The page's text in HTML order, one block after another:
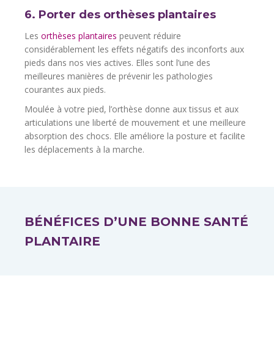
6. Porter des orthèses plantaires
Les orthèses plantaires peuvent réduire
considérablement les effets négatifs des inconforts aux
pieds dans nos vies actives. Elles sont l’une des
meilleures manières de prévenir les pathologies
courantes aux pieds.
Moulée à votre pied, l’orthèse donne aux tissus et aux
articulations une liberté de mouvement et une meilleure
absorption des chocs. Elle améliore la posture et facilite
les déplacements à la marche.
BÉNÉFICES D’UNE BONNE SANTÉ
PLANTAIRE